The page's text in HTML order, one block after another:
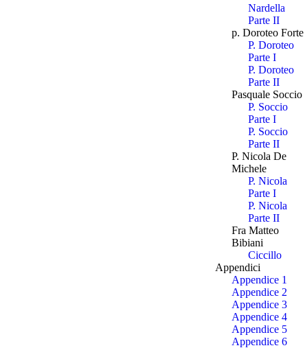
Nardella
Parte II
p. Doroteo Forte
P. Doroteo
Parte I
P. Doroteo
Parte II
Pasquale Soccio
P. Soccio
Parte I
P. Soccio
Parte II
P. Nicola De
Michele
P. Nicola
Parte I
P. Nicola
Parte II
Fra Matteo
Bibiani
Ciccillo
Appendici
Appendice 1
Appendice 2
Appendice 3
Appendice 4
Appendice 5
Appendice 6